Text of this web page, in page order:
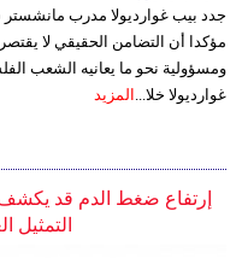
جدد بيب غوارديولا مدرب مانشستر
مؤكدا أن التضامن الحقيقي لا
ومسؤولية نحو ما يعانيه الشعب
غوارديولا خلا...
المزيد
إرتفاع ضغط الدم قد
التمثيل